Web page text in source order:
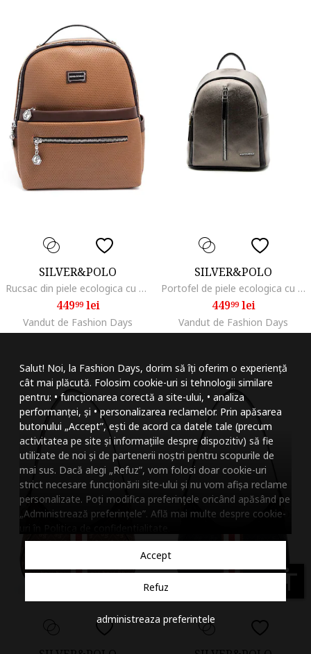
Salut! Noi, la Fashion Days, dorim să îți oferim o experiență
cât mai plăcută. Folosim cookie-uri si tehnologii similare
pentru: • funcționarea corectă a site-ului, • analiza
performanței, și • personalizarea reclamelor. Prin apăsarea
butonului „Accept”, ești de acord ca datele tale (precum
activitatea pe site și informațiile despre dispozitiv) să fie
utilizate de noi și de partenerii noștri pentru scopurile de
mai sus. Dacă alegi „Refuz”, vom folosi doar cookie-uri
strict necesare funcționării site-ului și nu vom afișa reclame
personalizate. Poți modifica preferințele oricând apăsând pe
„Administrează preferințele”. Află mai multe despre cookie-
Accept
Refuz
administreaza preferintele
SILVER&POLO
Rucsac din piele ecologica cu buzunare cu fermoar, Caramel
44999lei
Vandut de Fashion Days
SILVER&POLO
Portofel de piele ecologica cu fermoar, Negru/Maro taupe
44999lei
Vandut de Fashion Days
accessibility
Micsoreaza
Mareste spatierea
Micsoreaza
Mareste inaltimea
Micsoreaza
Inverseaza culorile
Nuante de gri
Cursor mare
Subliniaza link-urile
Dezactiveaza